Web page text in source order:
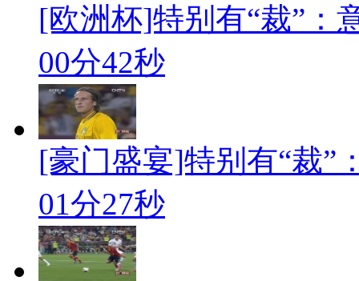
[欧洲杯]特别有“裁”：
00分42秒
[豪门盛宴]特别有“裁”
01分27秒